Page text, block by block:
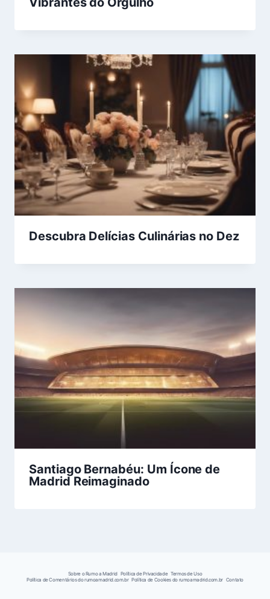
Descubra Delícias Culinárias no Dez
Santiago Bernabéu: Um Ícone de
Madrid Reimaginado
Sobre o Rumo a Madrid Política de Privacidade Termos de Uso
Política de Comentários do rumoamadrid.com.br Política de Cookies do rumoamadrid.com.br Contato